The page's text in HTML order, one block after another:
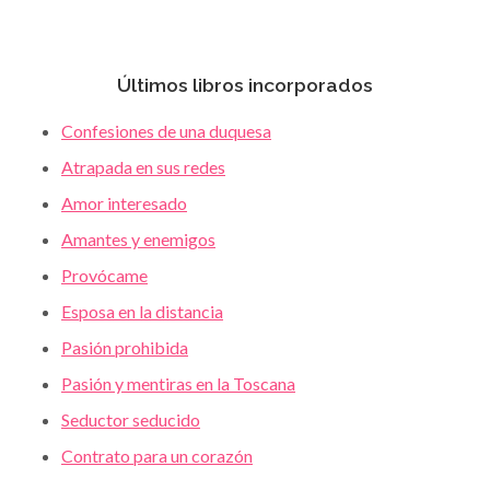
Últimos libros incorporados
Confesiones de una duquesa
Atrapada en sus redes
Amor interesado
Amantes y enemigos
Provócame
Esposa en la distancia
Pasión prohibida
Pasión y mentiras en la Toscana
Seductor seducido
Contrato para un corazón